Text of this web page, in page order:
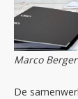
Marco
De